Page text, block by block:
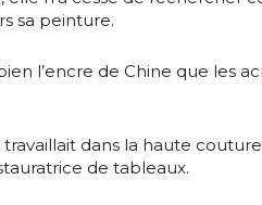
Statut / Organisation
J'accepte les
sa peinture.
l’encre de Chine que les
dans la haute
de tableaux.